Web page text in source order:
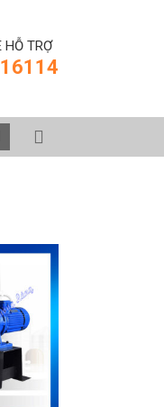
HỖ TRỢ